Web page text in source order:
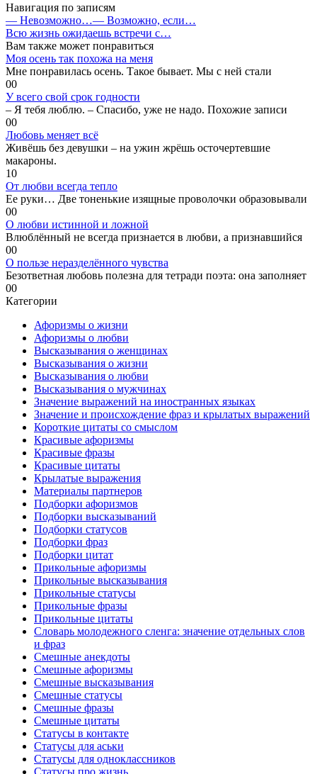
Навигация по записям
— Невозможно…— Возможно, если…
Всю жизнь ожидаешь встречи с…
Вам также может понравиться
Моя осень так похожа на меня
Мне понравилась осень. Такое бывает. Мы с ней стали
00
У всего свой срок годности
– Я тебя люблю. – Спасибо, уже не надо. Похожие записи
00
Любовь меняет всё
Живёшь без девушки – на ужин жрёшь осточертевшие
макароны.
10
От любви всегда тепло
Ее руки… Две тоненькие изящные проволочки образовывали
00
О любви истинной и ложной
Влюблённый не всегда признается в любви, а признавшийся
00
О пользе неразделённого чувства
Безответная любовь полезна для тетради поэта: она заполняет
00
Категории
Афоризмы о жизни
Афоризмы о любви
Высказывания о женщинах
Высказывания о жизни
Высказывания о любви
Высказывания о мужчинах
Значение выражений на иностранных языках
Значение и происхождение фраз и крылатых выражений
Короткие цитаты со смыслом
Красивые афоризмы
Красивые фразы
Красивые цитаты
Крылатые выражения
Материалы партнеров
Подборки афоризмов
Подборки высказываний
Подборки статусов
Подборки фраз
Подборки цитат
Прикольные афоризмы
Прикольные высказывания
Прикольные статусы
Прикольные фразы
Прикольные цитаты
Словарь молодежного сленга: значение отдельных слов
и фраз
Смешные анекдоты
Смешные афоризмы
Смешные высказывания
Смешные статусы
Смешные фразы
Смешные цитаты
Статусы в контакте
Статусы для аськи
Статусы для одноклассников
Статусы про жизнь